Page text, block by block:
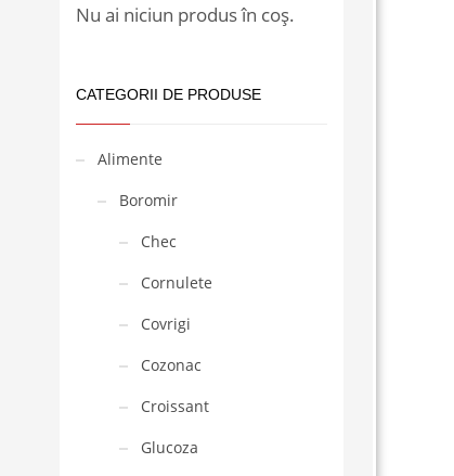
Nu ai niciun produs în coș.
CATEGORII DE PRODUSE
Alimente
Boromir
Chec
Cornulete
Covrigi
Cozonac
Croissant
Glucoza